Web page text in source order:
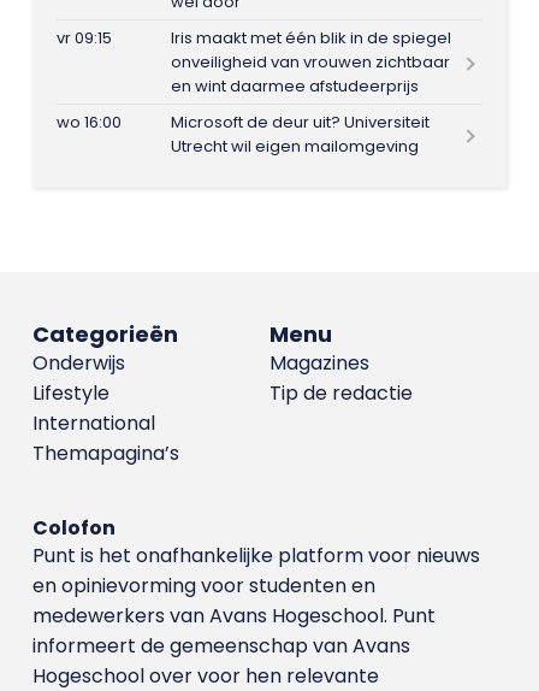
vr 09:15
Iris maakt met één blik in de spiegel
onveiligheid van vrouwen zichtbaar
en wint daarmee afstudeerprijs
wo 16:00
Microsoft de deur uit? Universiteit
Utrecht wil eigen mailomgeving
Menu
Magazines
Tip de redactie
Categorieën
Onderwijs
Lifestyle
International
Themapagina’s
Colofon
Punt is het onafhankelijke platform voor nieuws
en opinievorming voor studenten en
medewerkers van Avans Hoge­school. Punt
informeert de gemeenschap van Avans
Hogeschool over voor hen relevante